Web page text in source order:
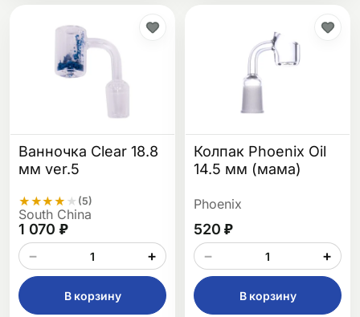
Ванночка Clear 18.8
мм ver.5
★★★★ ★ (5)
South China
1 070 ₽
−
+
В корзину
Колпак Phoenix Oil
14.5 мм (мама)
Phoenix
520 ₽
−
+
В корзину